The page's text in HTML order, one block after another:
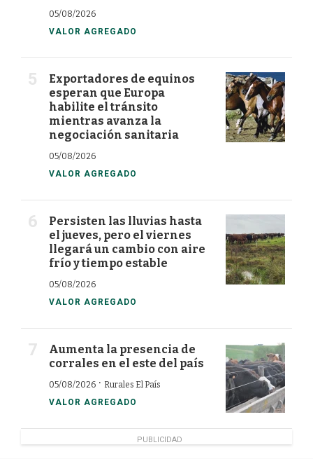
05/08/2026
VALOR AGREGADO
Exportadores de equinos
esperan que Europa
habilite el tránsito
mientras avanza la
negociación sanitaria
05/08/2026
VALOR AGREGADO
Persisten las lluvias hasta
el jueves, pero el viernes
llegará un cambio con aire
frío y tiempo estable
05/08/2026
VALOR AGREGADO
Aumenta la presencia de
corrales en el este del país
05/08/2026 · Rurales El País
VALOR AGREGADO
PUBLICIDAD